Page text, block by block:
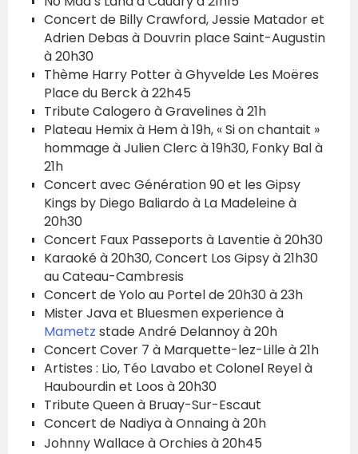
Concert de Billy Crawford, Jessie Matador et
Adrien Debas à Douvrin place Saint-Augustin
à 20h30
Thème Harry Potter à Ghyvelde Les Moëres
Place du Berck à 22h45
Tribute Calogero à Gravelines à 21h
Plateau Hemix à Hem à 19h, « Si on chantait »
hommage à Julien Clerc à 19h30, Fonky Bal à
21h
Concert avec Génération 90 et les Gipsy
Kings by Diego Baliardo à La Madeleine à
20h30
Concert Faux Passeports à Laventie à 20h30
Karaoké à 20h30, Concert Los Gipsy à 21h30
au Cateau-Cambresis
Concert de Yolo au Portel de 20h30 à 23h
Mister Java et Bluesmen experience à
Mametz stade André Delannoy à 20h
Concert Cover 7 à Marquette-lez-Lille à 21h
Artistes : Lio, Téo Lavabo et Colonel Reyel à
Haubourdin et Loos à 20h30
Tribute Queen à Bruay-Sur-Escaut
Concert de Nadiya à Onnaing à 20h
Johnny Wallace à Orchies à 20h45